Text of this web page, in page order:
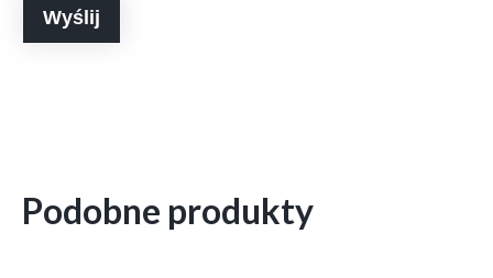
Podobne produkty